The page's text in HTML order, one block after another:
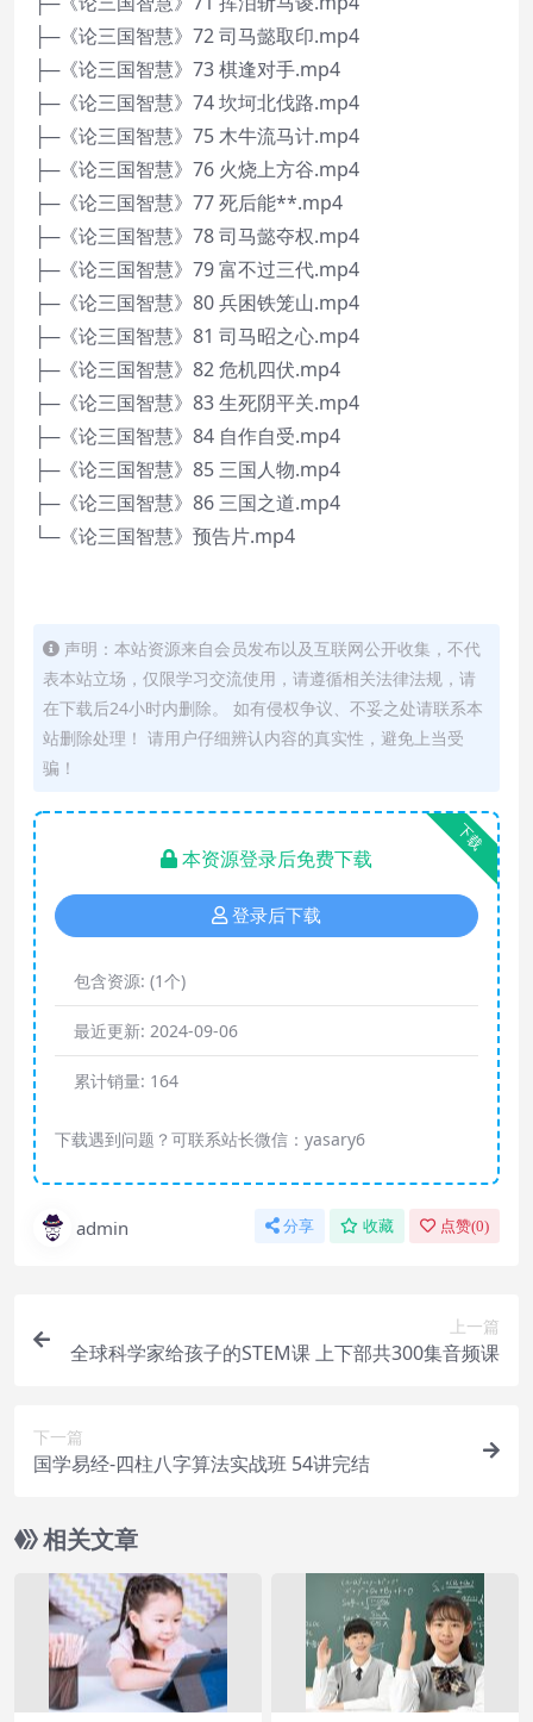
├─《论三国智慧》72 司马懿取印.mp4
├─《论三国智慧》73 棋逢对手.mp4
├─《论三国智慧》74 坎坷北伐路.mp4
├─《论三国智慧》75 木牛流马计.mp4
├─《论三国智慧》76 火烧上方谷.mp4
├─《论三国智慧》77 死后能**.mp4
├─《论三国智慧》78 司马懿夺权.mp4
├─《论三国智慧》79 富不过三代.mp4
├─《论三国智慧》80 兵困铁笼山.mp4
├─《论三国智慧》81 司马昭之心.mp4
├─《论三国智慧》82 危机四伏.mp4
├─《论三国智慧》83 生死阴平关.mp4
├─《论三国智慧》84 自作自受.mp4
├─《论三国智慧》85 三国人物.mp4
├─《论三国智慧》86 三国之道.mp4
└─《论三国智慧》预告片.mp4
声明：本站资源来自会员发布以及互联网公开收集，不代
表本站立场，仅限学习交流使用，请遵循相关法律法规，请
在下载后24小时内删除。 如有侵权争议、不妥之处请联系本
站删除处理！ 请用户仔细辨认内容的真实性，避免上当受
骗！
下载
本资源登录后免费下载
登录后下载
包含资源: (1个)
最近更新: 2024-09-06
累计销量: 164
下载遇到问题？可联系站长微信：yasary6
admin 分享 收藏 点赞(0)
上一篇
全球科学家给孩子的STEM课 上下部共300集音频课
下一篇
国学易经-四柱八字算法实战班 54讲完结
相关文章